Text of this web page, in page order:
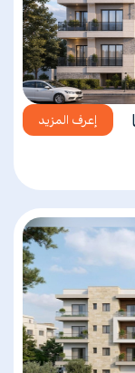
إعرف المزيد